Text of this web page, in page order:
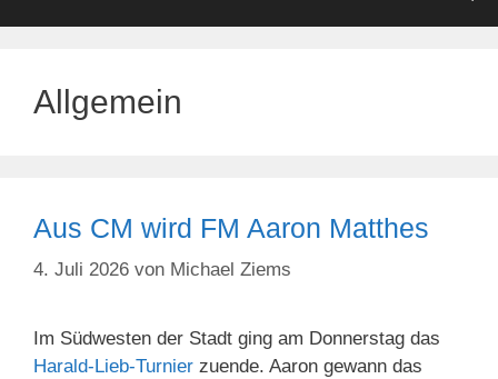
Allgemein
Aus CM wird FM Aaron Matthes
4. Juli 2026 von Michael Ziems
Im Südwesten der Stadt ging am Donnerstag das
Harald-Lieb-Turnier zuende. Aaron gewann das